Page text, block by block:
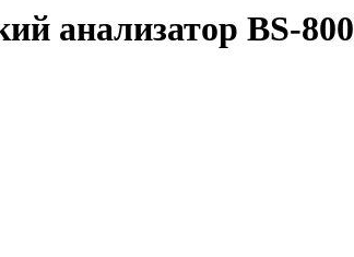
анализатор BS-800